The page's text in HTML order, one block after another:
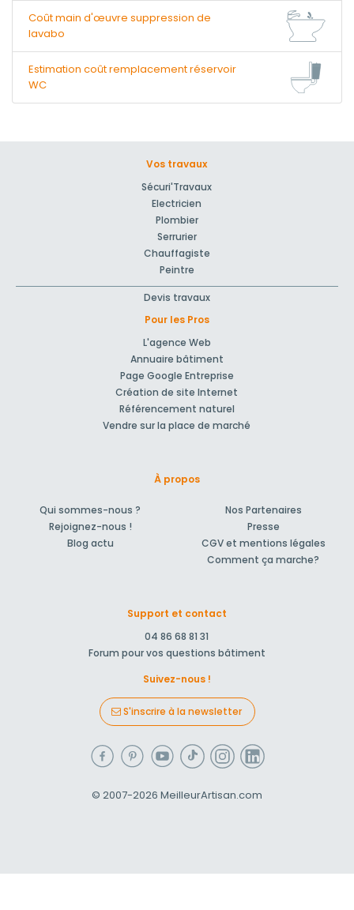
Coût main d'œuvre suppression de
lavabo
Estimation coût remplacement réservoir
WC
Vos travaux
Sécuri'Travaux
Electricien
Plombier
Serrurier
Chauffagiste
Peintre
Devis travaux
Pour les Pros
L'agence Web
Annuaire bâtiment
Page Google Entreprise
Création de site Internet
Référencement naturel
Vendre sur la place de marché
À propos
Qui sommes-nous ?
Rejoignez-nous !
Blog actu
Nos Partenaires
Presse
CGV et mentions légales
Comment ça marche?
Support et contact
04 86 68 81 31
Forum pour vos questions bâtiment
Suivez-nous !
S'inscrire à la newsletter
© 2007-2026 MeilleurArtisan.com